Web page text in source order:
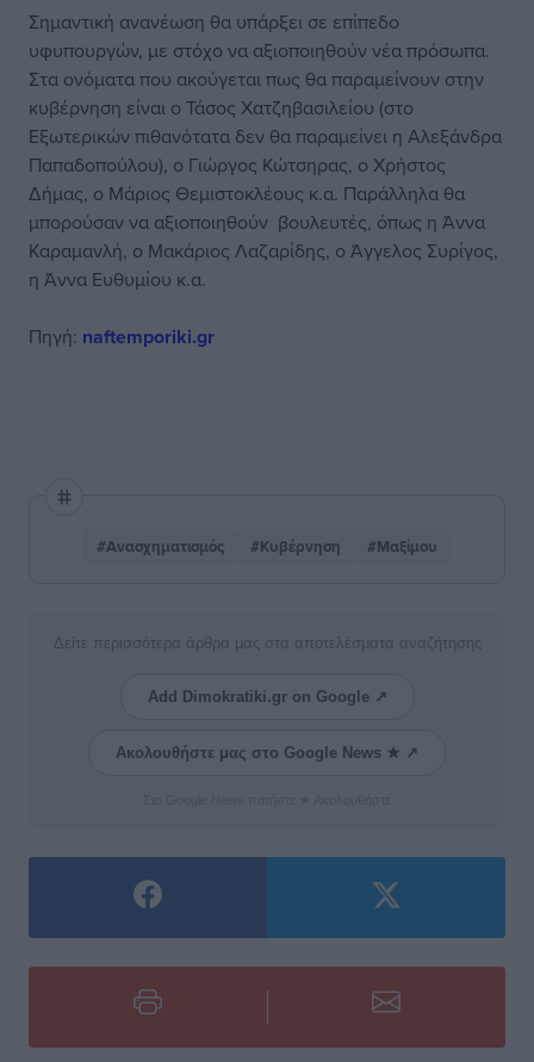
Σημαντική ανανέωση θα υπάρξει σε επίπεδο
υφυπουργών, με στόχο να αξιοποιηθούν νέα πρόσωπα.
Στα ονόματα που ακούγεται πως θα παραμείνουν στην
κυβέρνηση είναι ο Τάσος Χατζηβασιλείου (στο
Εξωτερικών πιθανότατα δεν θα παραμείνει η Αλεξάνδρα
Παπαδοπούλου), ο Γιώργος Κώτσηρας, ο Χρήστος
Δήμας, ο Μάριος Θεμιστοκλέους κ.α. Παράλληλα θα
μπορούσαν να αξιοποιηθούν βουλευτές, όπως η Άννα
Καραμανλή, ο Μακάριος Λαζαρίδης, ο Άγγελος Συρίγος,
η Άννα Ευθυμίου κ.α.
Πηγή: naftemporiki.gr
#Ανασχηματισμός #Κυβέρνηση #Μαξίμου
Δείτε περισσότερα άρθρα μας στα αποτελέσματα αναζήτησης
Add Dimokratiki.gr on Google ↗
Ακολουθήστε μας στο Google News ★ ↗